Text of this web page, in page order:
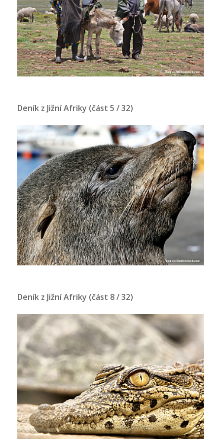
Deník z Jižní Afriky (část 5 / 32)
Deník z Jižní Afriky (část 8 / 32)